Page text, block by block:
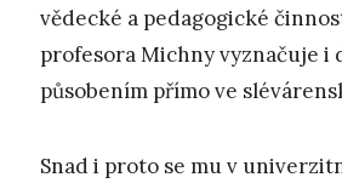
vědecké a pedagogické
profesora Michny vyznačuje i
působením přímo ve
Snad i proto se mu v